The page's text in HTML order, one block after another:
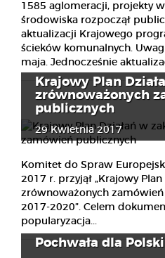
1585 aglomeracji, projekty
środowiska rozpoczął
aktualizacji Krajowego
ścieków komunalnych.
maja. Jednocześnie
Krajowy Plan
zrównoważonych
publicznych
29 Kwietnia 2017
Komitet do Spraw
2017 r. przyjął „Krajowy
zrównoważonych
2017-2020”. Celem
popularyzacja...
Pochwała dla Polski